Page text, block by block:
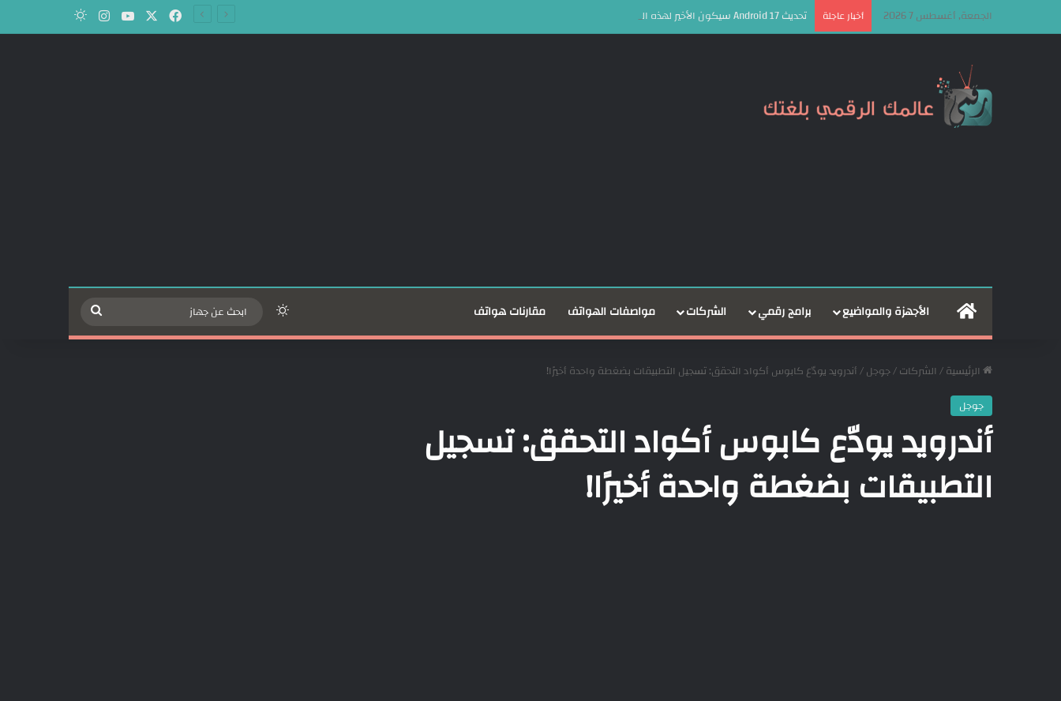
الجمعة, أغسطس 7 2026 أخبار عاجلة تحديث Android 17 سيكون الأخير لهذه الهواتف من سامسونج فيسبوك‫YouTube
انستقرامالوضع المظلم
الرئيسيةالأجهزة والمواضيع برامج رقمي الشركات مواصفات الهواتف مقارنات هواتف الوضع المظلم
ابحث
عن
الرئيسية/ الشركات/جوجل/أندرويد يودّع كابوس أكواد التحقق: تسجيل التطبيقات بضغطة واحدة أخيرًا!
جوجل
أندرويد يودّع كابوس أكواد التحقق: تسجيل
التطبيقات بضغطة واحدة أخيرًا!